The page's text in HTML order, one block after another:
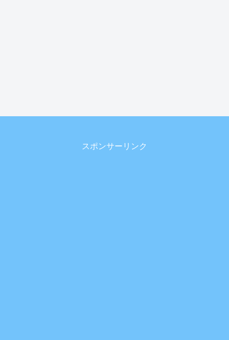
スポンサーリンク